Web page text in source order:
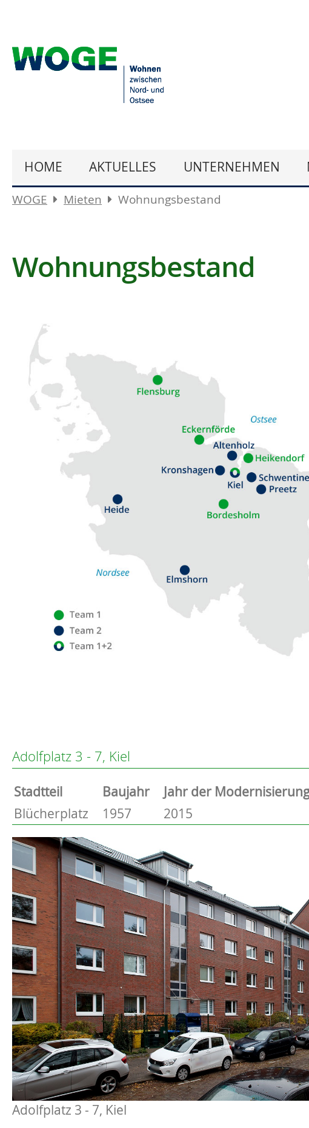
HOME AKTUELLES UNTERNEHMEN
WOGE Mieten Wohnungsbestand
Wohnungsbestand
Heikendorf
Kronshagen
Kiel
Schwentinental
Preetz
Heide
Bordesholm
Elmshorn
Adolfplatz 3 - 7, Kiel
Stammdaten
Basisdaten zur Immobilie
Stadtteil Baujahr Jahr der
Blücherplatz
1957 2015
Adolfplatz 3 - 7, Kiel
Beschreibung